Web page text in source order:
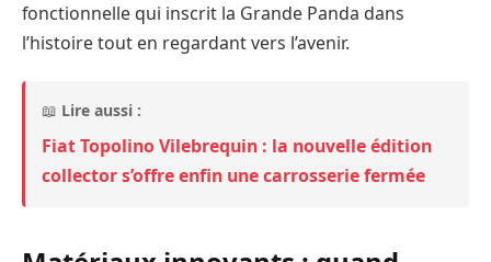
fonctionnelle qui inscrit la Grande Panda dans
l’histoire tout en regardant vers l’avenir.
📖 Lire aussi :
Fiat Topolino Vilebrequin : la nouvelle édition
collector s’offre enfin une carrosserie fermée